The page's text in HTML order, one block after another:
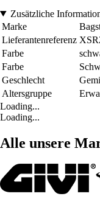
Zusätzliche
Marke
Lieferantenreferenz
Farbe
Farbe
Geschlecht
Altersgruppe
Loading...
Loading...
Alle unsere